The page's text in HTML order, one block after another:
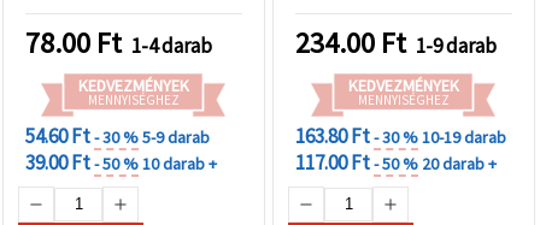
78.00 Ft 1-4 darab
KEDVEZMÉNYEK
MENNYISÉGHEZ
54.60 Ft- 30 %5-9 darab
39.00 Ft- 50 %10 darab +
234.00 Ft 1-9 darab
KEDVEZMÉNYEK
MENNYISÉGHEZ
163.80 Ft- 30 %10-19 darab
117.00 Ft- 50 % 20 darab +